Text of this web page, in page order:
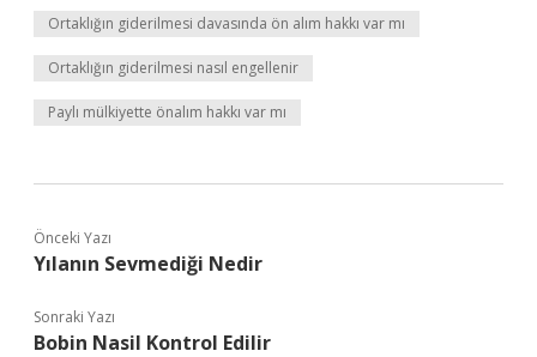
Ortaklığın giderilmesi davasında ön alım hakkı var mı
Ortaklığın giderilmesi nasıl engellenir
Paylı mülkiyette önalım hakkı var mı
Önceki Yazı
Yılanın Sevmediği Nedir
Sonraki Yazı
Bobin Nasil Kontrol Edilir